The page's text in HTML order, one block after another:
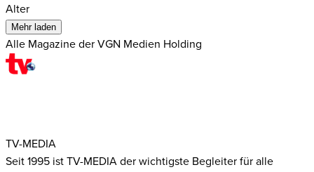
Alter
Mehr laden
Alle Magazine der VGN Medien Holding
TV-MEDIA
Seit 1995 ist TV-MEDIA der wichtigste Begleiter für alle